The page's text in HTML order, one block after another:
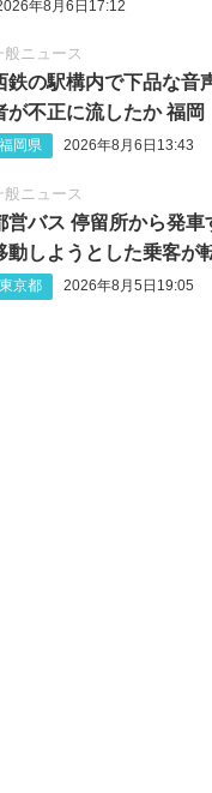
年8月6日17:12
般ニュース
鉄の駅構内で下品な音
が不正に流したか 福岡
福岡県 2026年8月6日13:43
般ニュース
営バス 停留所から発車
動しようとした乗客が
東京都 2026年8月5日19:05